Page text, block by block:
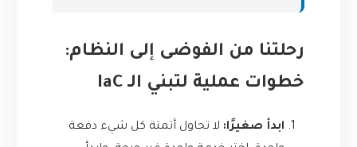
رحلتنا من الفوضى إلى النظام:
خطوات عملية لتبني الـ IaC
ابدأ صغيرًا: لا تحاول أتمتة كل شيء دفعة